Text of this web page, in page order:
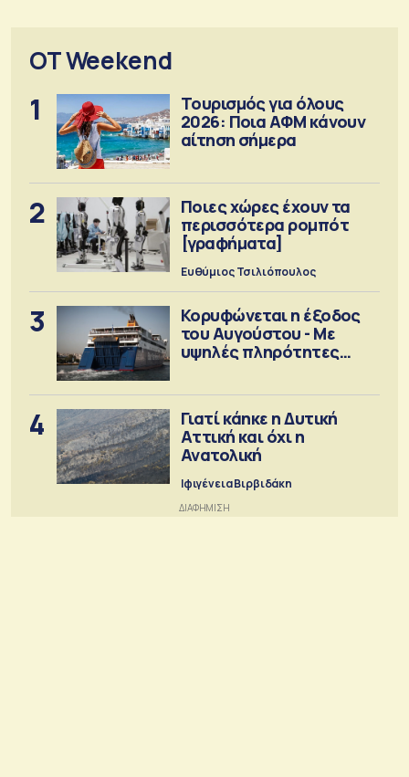
OT Weekend
1
Τουρισμός για όλους
2026: Ποια ΑΦΜ κάνουν
αίτηση σήμερα
2
Ποιες χώρες έχουν τα
περισσότερα ρομπότ
[γραφήματα]
Ευθύμιος Τσιλιόπουλος
3
Κορυφώνεται η έξοδος
του Αυγούστου - Με
υψηλές πληρότητες
4
Γιατί κάηκε η Δυτική
Αττική και όχι η
Ανατολική
Ιφιγένεια Βιρβιδάκη